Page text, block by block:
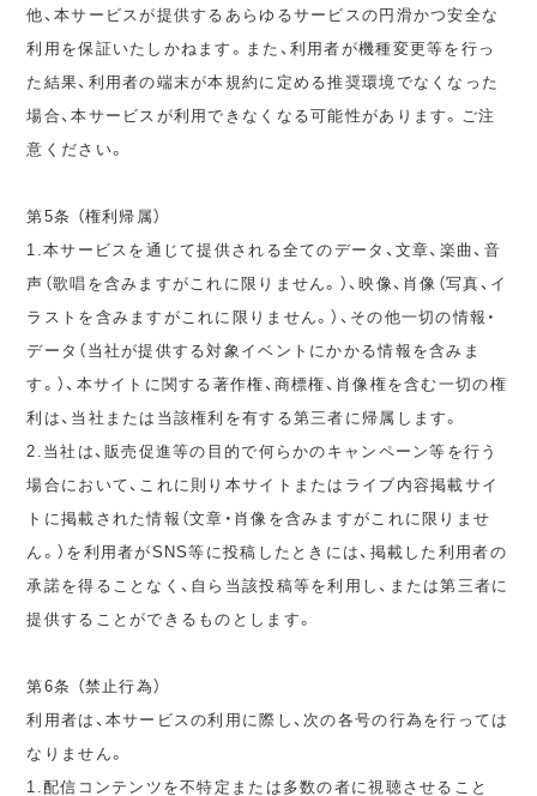
他、本サービスが提供するあらゆるサービスの円滑かつ安全な
利用を保証いたしかねます。また、利用者が機種変更等を行っ
た結果、利用者の端末が本規約に定める推奨環境でなくなった
場合、本サービスが利用できなくなる可能性があります。ご注
意ください。
第5条 （権利帰属）
1.本サービスを通じて提供される全てのデータ、文章、楽曲、音
声（歌唱を含みますがこれに限りません。）、映像、肖像（写真、イ
ラストを含みますがこれに限りません。）、その他一切の情報・
データ（当社が提供する対象イベントにかかる情報を含みま
す。）、本サイトに関する著作権、商標権、肖像権を含む一切の権
利は、当社または当該権利を有する第三者に帰属します。
2.当社は、販売促進等の目的で何らかのキャンペーン等を行う
場合において、これに則り本サイトまたはライブ内容掲載サイ
トに掲載された情報（文章・肖像を含みますがこれに限りませ
ん。）を利用者がSNS等に投稿したときには、掲載した利用者の
承諾を得ることなく、自ら当該投稿等を利用し、または第三者に
提供することができるものとします。
第6条 （禁止行為）
利用者は、本サービスの利用に際し、次の各号の行為を行っては
なりません。
1.配信コンテンツを不特定または多数の者に視聴させること